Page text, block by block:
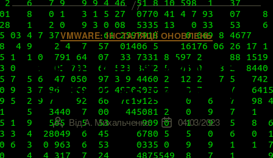
Категорії
VMWARE: ІНСТАЛЯЦІЇ ОНОВЛЕНЬ
Оновлення VMware
vSphere до версії 8.0
Автор
запису
ВідА. Михальченко
Дата
запису
04/03/2023